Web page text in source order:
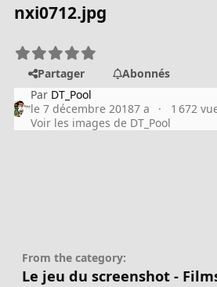
nxi0712.jpg
Partager
Abonnés
Par DT_Pool
le 7 décembre 20187 a
1 672
Voir les images de DT_Pool
From the category:
Le jeu du screenshot -